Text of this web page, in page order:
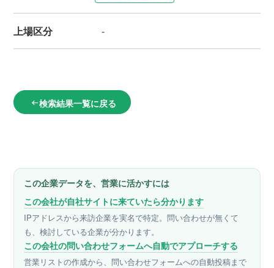
上場区分 -
arrow_left_alt検索結果一覧に戻る
この企業データを、営業に活かすには
この会社が自社サイトに来ていたら分かります
IPアドレスから来訪企業を実名で特定。問い合わせが無くて
も、検討している企業が分かります。
この会社の問い合わせフォームへ自動でアプローチする
営業リストの作成から、問い合わせフォームへの自動投稿まで